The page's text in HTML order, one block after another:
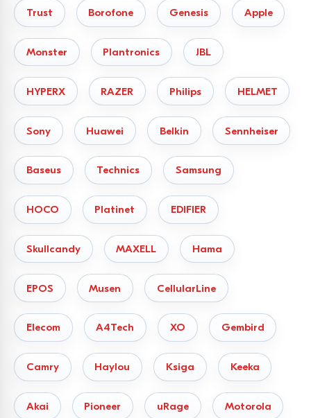
Trust Borofone Genesis Apple
Monster Plantronics JBL
HYPERX RAZER Philips HELMET
Sony Huawei Belkin Sennheiser
Baseus Technics Samsung
HOCO Platinet EDIFIER
Skullcandy MAXELL Hama
EPOS Musen CellularLine
Elecom A4Tech XO Gembird
Camry Haylou Ksiga Keeka
Akai Pioneer uRage Motorola